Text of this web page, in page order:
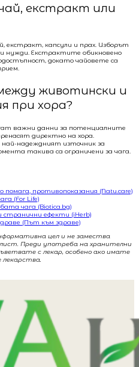
екстракт или
екстракт, капсули и прах. Изборът
нужди. Екстрактите обикновено
докато чайовете са
животински и
при хора?
важни данни за потенциалните
директно на хора.
най-надеждният източник за
такива са ограничени за чага.
помага, противопоказания (Natu.care)
(For Life)
чага (Biotica.bg)
странични ефекти (iHerb)
(Път към здраве)
цел и не замества
Преди употреба на хранителни
с лекар, особено ако имате
лекарства.